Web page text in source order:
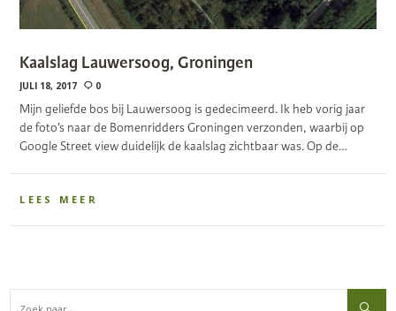
Kaalslag Lauwersoog, Groningen
JULI 18, 2017 0
Mijn geliefde bos bij Lauwersoog is gedecimeerd. Ik heb vorig jaar
de foto’s naar de Bomenridders Groningen verzonden, waarbij op
Google Street view duidelijk de kaalslag zichtbaar was. Op de…
LEES MEER